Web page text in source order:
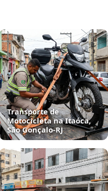
Transporte de
Motocicleta na Itaóca,
São Gonçalo‑RJ